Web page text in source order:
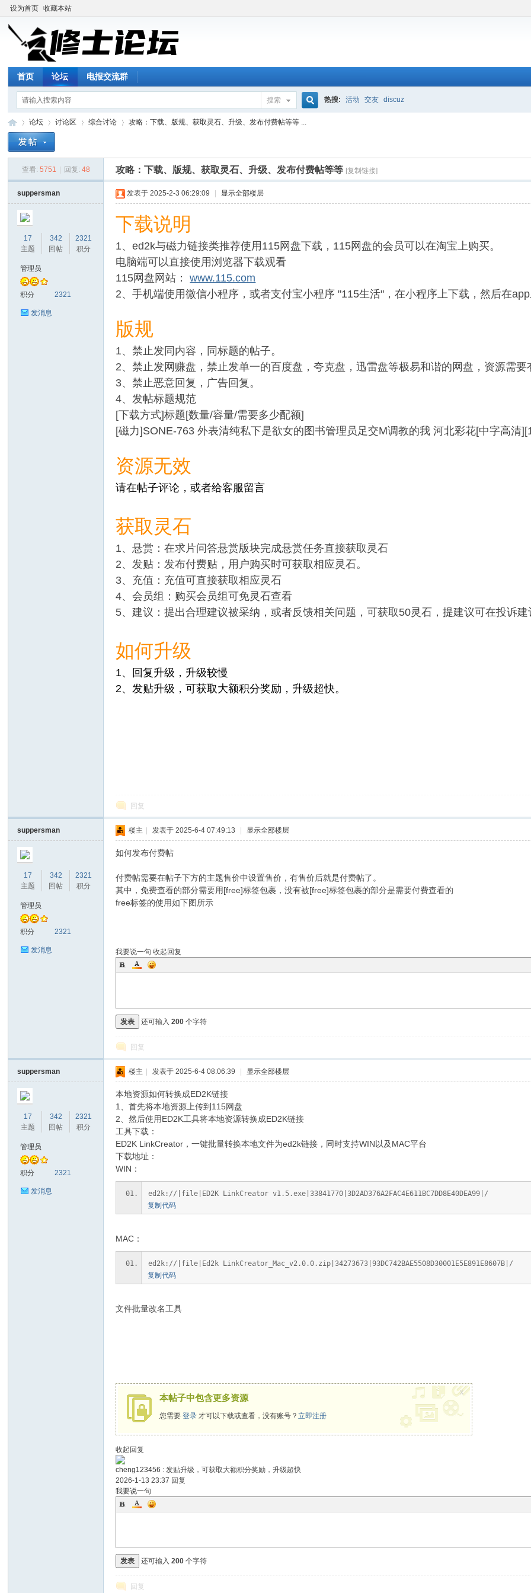
设为首页 收藏本站
首页 论坛 电报交流群
搜索
索
热搜: 活动 交友 discuz
论坛
›
讨论区
›
综合讨论
›
攻略：下载、版规、获取灵石、升级、发布付费帖等等 ...
查看: 5751 回复: 48 攻略：下载、版规、获取灵石、升级、发布付费帖等等 [复制链接]
suppersman
17
主题
342
回帖
2321
积分
管理员
积分 2321
发消息
发表于 2025-2-3 06:29:09 显示全部楼层
下载说明
1、ed2k与磁力链接类推荐使用115网盘下载，115网盘的会员可以在淘宝上购买。
电脑端可以直接使用浏览器下载观看
115网盘网站：www.115.com
2、手机端使用微信小程序，或者支付宝小程序 "115生活"，在小程序上下载，然后在
版规
1、禁止发同内容，同标题的帖子。
2、禁止发网赚盘，禁止发单一的百度盘，夸克盘，迅雷盘等极易和谐的网盘，资源需
3、禁止恶意回复，广告回复。
4、发帖标题规范
[下载方式]标题[数量/容量/需要多少配额]
[磁力]SONE-763 外表清纯私下是欲女的图书管理员足交M调教的我 河北彩花[中字高清
资源无效
请在帖子评论，或者给客服留言
获取灵石
1、悬赏：在求片问答悬赏版块完成悬赏任务直接获取灵石
2、发贴：发布付费贴，用户购买时可获取相应灵石。
3、充值：充值可直接获取相应灵石
4、会员组：购买会员组可免灵石查看
5、建议：提出合理建议被采纳，或者反馈相关问题，可获取50灵石，提建议可在投诉
如何升级
1、回复升级，升级较慢
2、发贴升级，可获取大额积分奖励，升级超快。
回复
suppersman
17
主题
342
回帖
2321
积分
管理员
积分 2321
发消息
楼主 发表于 2025-6-4 07:49:13 显示全部楼层
如何发布付费帖
付费帖需要在帖子下方的主题售价中设置售价，有售价后就是付费帖了。
其中，免费查看的部分需要用[free]标签包裹，没有被[free]标签包裹的部分是需要付费查看的
free标签的使用如下图所示
我要说一句 收起回复
发表 还可输入200 个字符
回复
suppersman
17
主题
342
回帖
2321
积分
管理员
积分 2321
发消息
楼主 发表于 2025-6-4 08:06:39 显示全部楼层
本地资源如何转换成ED2K链接
1、首先将本地资源上传到115网盘
2、然后使用ED2K工具将本地资源转换成ED2K链接
工具下载：
ED2K LinkCreator，一键批量转换本地文件为ed2k链接，同时支持WIN以及MAC平台
下载地址：
WIN：
ed2k://|file|ED2K LinkCreator v1.5.exe|33841770|3D2AD376A2FAC4E611BC7DD8E40DEA99|/
复制代码
MAC：
ed2k://|file|Ed2k LinkCreator_Mac_v2.0.0.zip|34273673|93DC742BAE5508D30001E5E891E8607B|/
复制代码
文件批量改名工具
本帖子中包含更多资源
您需要登录 才可以下载或查看，没有账号？立即注册
x
收起回复
cheng123456 :发贴升级，可获取大额积分奖励，升级超快
2026-1-13 23:37 回复
我要说一句
发表 还可输入200 个字符
回复